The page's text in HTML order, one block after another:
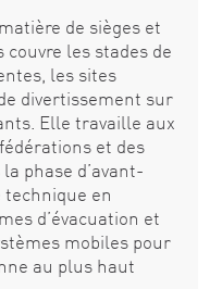
de sièges et
couvre les stades de
les sites
divertissement sur
Elle travaille aux
et des
phase d’avant-
en
d’évacuation et
mobiles pour
au plus haut